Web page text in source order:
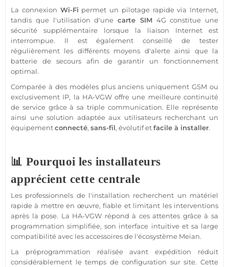
La connexion Wi-Fi permet un pilotage rapide via Internet,
tandis que l'utilisation d'une carte SIM4G constitue une
sécurité supplémentaire lorsque la liaison Internet est
interrompue. Il est également conseillé de tester
régulièrement les différents moyens d'alerte ainsi que la
batterie de secours afin de garantir un fonctionnement
optimal.
Comparée à des modèles plus anciens uniquement GSM ou
exclusivement IP, la HA-VGW offre une meilleure continuité
de service grâce à sa triple communication. Elle représente
ainsi une solution adaptée aux utilisateurs recherchant un
équipementconnecté, sans-fil, évolutif etfacile à installer.
📊 Pourquoi les installateurs
apprécient cette centrale
Les professionnels de l'installation recherchent un matériel
rapide à mettre en œuvre, fiable et limitant les interventions
après la pose. La HA-VGW répond à ces attentes grâce à sa
programmation simplifiée, son interface intuitive et sa large
compatibilité avec les accessoires de l'écosystème Meian.
La préprogrammation réalisée avant expédition réduit
considérablement le temps de configuration sur site. Cette